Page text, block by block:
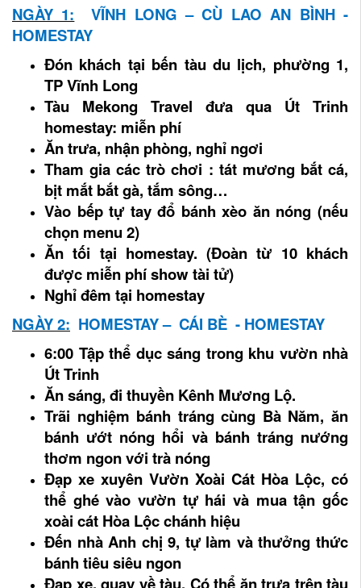
NGÀY 1: VĨNH LONG – CÙ LAO AN BÌNH -
HOMESTAY
Đón khách tại bến tàu du lịch, phường 1,
TP Vĩnh Long
Tàu Mekong Travel đưa qua Út Trinh
homestay: miễn phí
Ăn trưa, nhận phòng, nghỉ ngơi
Tham gia các trò chơi : tát mương bắt cá,
bịt mắt bắt gà, tắm sông…
Vào bếp tự tay đổ bánh xèo ăn nóng (nếu
chọn menu 2)
Ăn tối tại homestay. (Đoàn từ 10 khách
được miễn phí show tài tử)
Nghỉ đêm tại homestay
NGÀY 2: HOMESTAY – CÁI BÈ - HOMESTAY
6:00 Tập thể dục sáng trong khu vườn nhà
Út Trinh
Ăn sáng, đi thuyền Kênh Mương Lộ.
Trãi nghiệm bánh tráng cùng Bà Năm, ăn
bánh ướt nóng hổi và bánh tráng nướng
thơm ngon với trà nóng
Đạp xe xuyên Vườn Xoài Cát Hòa Lộc, có
thể ghé vào vườn tự hái và mua tận gốc
xoài cát Hòa Lộc chánh hiệu
Đến nhà Anh chị 9, tự làm và thưởng thức
bánh tiêu siêu ngon